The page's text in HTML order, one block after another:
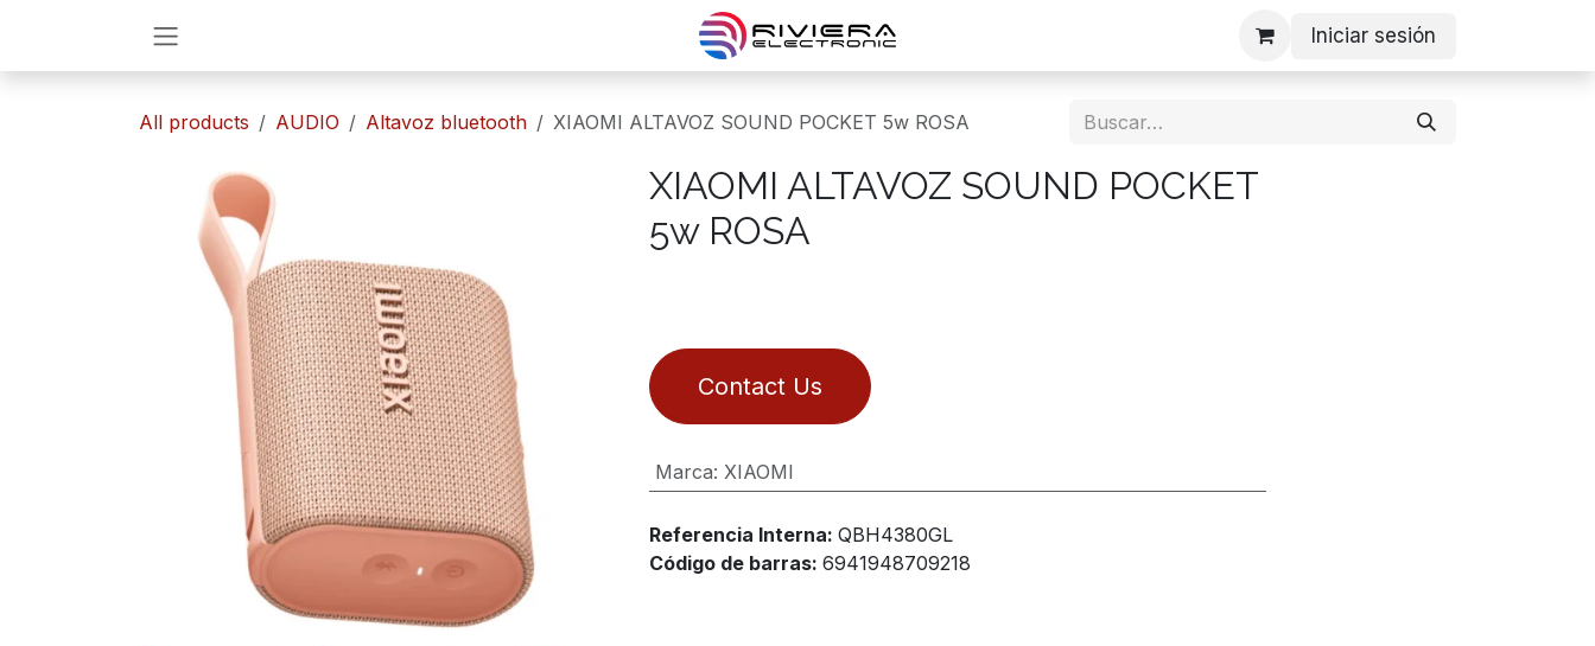
Iniciar sesión
All products AUDIO ​​Altavoz bluetooth XIAOMI ALTAVOZ SOUND POCKET 5w ROSA
XIAOMI ALTAVOZ SOUND POCKET
5w ROSA
Contact Us
Marca: XIAOMI
Referencia Interna: QBH4380GL
Código de barras: 6941948709218